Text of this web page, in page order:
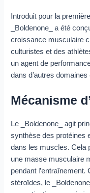
Introduit pour la
_Boldenone_ a été
croissance musculaire
culturistes et des
un agent de
dans d’autres
Mécanisme
Le _Boldenone_ agit
synthèse des protéines
dans les muscles. Cela
une masse musculaire
pendant
stéroïdes, le